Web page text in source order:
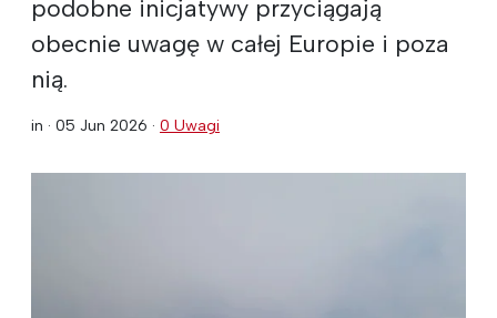
podobne inicjatywy przyciągają
obecnie uwagę w całej Europie i poza
nią.
in · 05 Jun 2026 · 0 Uwagi